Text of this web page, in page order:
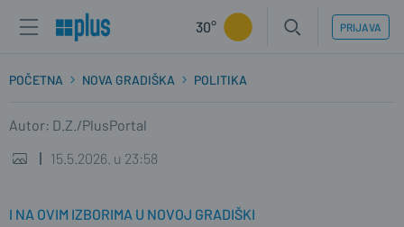
30° PRIJAVA
POČETNA NOVA GRADIŠKA POLITIKA
Autor: D.Z./PlusPortal
15.5.2026. u 23:58
I NA OVIM IZBORIMA U NOVOJ GRADIŠKI